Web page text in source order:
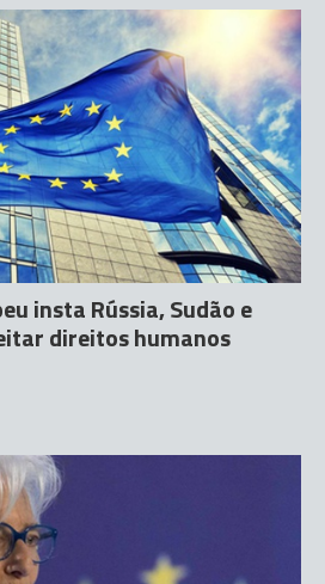
insta Rússia, Sudão e
direitos humanos